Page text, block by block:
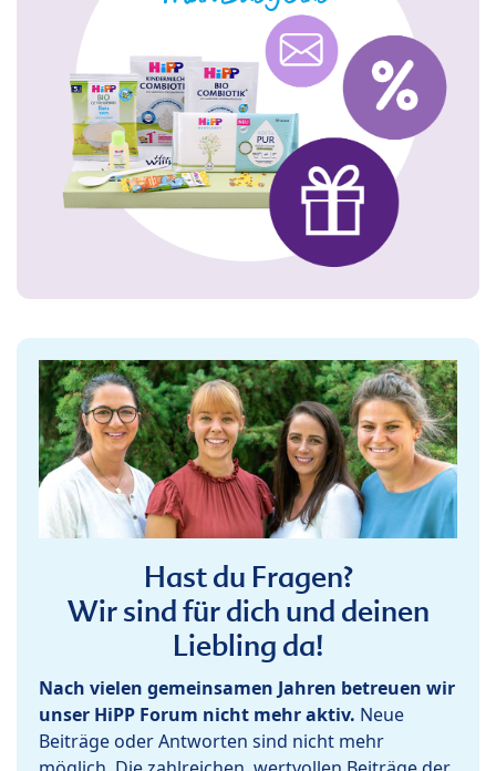
Hast du Fragen?
Wir sind für dich und deinen
Liebling da!
Nach vielen gemeinsamen Jahren betreuen wir
unser HiPP Forum nicht mehr aktiv. Neue
Beiträge oder Antworten sind nicht mehr